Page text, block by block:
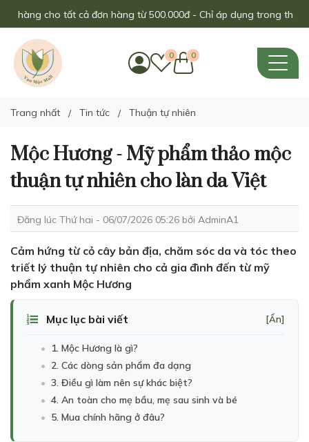
cho tất cả đơn hàng từ 500.000đ - Chỉ áp dụng trong tháng này!
0 0
Trang nhất Tin tức Thuận tự nhiên
Mộc Hương - Mỹ phẩm thảo mộc
thuận tự nhiên cho làn da Việt
Đăng lúc Thứ hai - 06/07/2026 05:26 bởi AdminA1
Cảm hứng từ cỏ cây bản địa, chăm sóc da và tóc theo
triết lý thuận tự nhiên cho cả gia đình đến từ mỹ
phẩm xanh Mộc Hương
Mục lục bài viết [Ẩn]
1. Mộc Hương là gì?
2. Các dòng sản phẩm đa dạng
3. Điều gì làm nên sự khác biệt?
4. An toàn cho mẹ bầu, mẹ sau sinh và bé
5. Mua chính hãng ở đâu?